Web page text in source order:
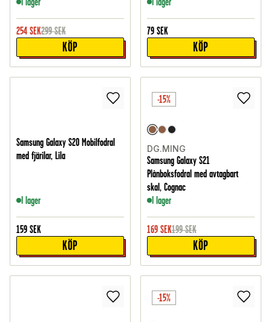
254 SEK299 SEK
KÖP
79 SEK
KÖP
Samsung Galaxy S20 Mobilfodral
med fjärilar, Lila
I lager
159 SEK
KÖP
-15%
DG.MING
Samsung Galaxy S21
Plånboksfodral med avtagbart
skal, Cognac
I lager
169 SEK199 SEK
KÖP
-15%